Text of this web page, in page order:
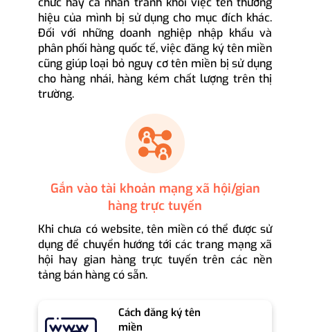
hiệu của mình bị sử dụng cho mục đích khác.
Đối với những doanh nghiệp nhập khẩu và
phân phối hàng quốc tế, việc đăng ký tên miền
cũng giúp loại bỏ nguy cơ tên miền bị sử dụng
cho hàng nhái, hàng kém chất lượng trên thị
trường.
Gắn vào tài khoản mạng xã hội/gian
hàng trực tuyến
Khi chưa có website, tên miền có thể được sử
dụng để chuyển hướng tới các trang mạng xã
hội hay gian hàng trực tuyến trên các nền
tảng bán hàng có sẵn.
Cách đăng ký tên
miền